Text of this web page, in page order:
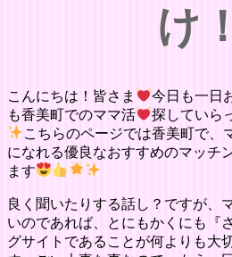
け！
こんにちは！皆さま 今日も一日
も香美町でのママ活
探していら
こちらのページでは香美町で、
になれる優良なおすすめのマッチ
ます
良く聞いたりする話し？ですが、
いのであれば、とにもかくにも『
グサイトであることが何よりも大